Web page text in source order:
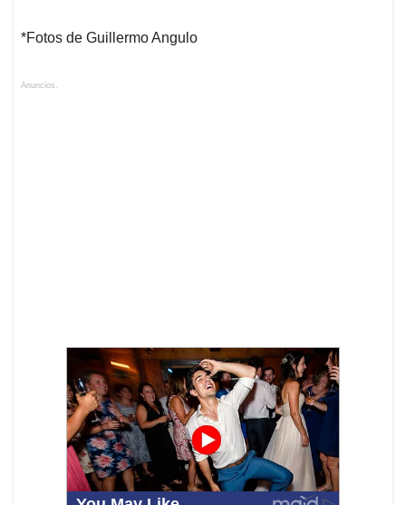
*Fotos de Guillermo Angulo
Anuncios.